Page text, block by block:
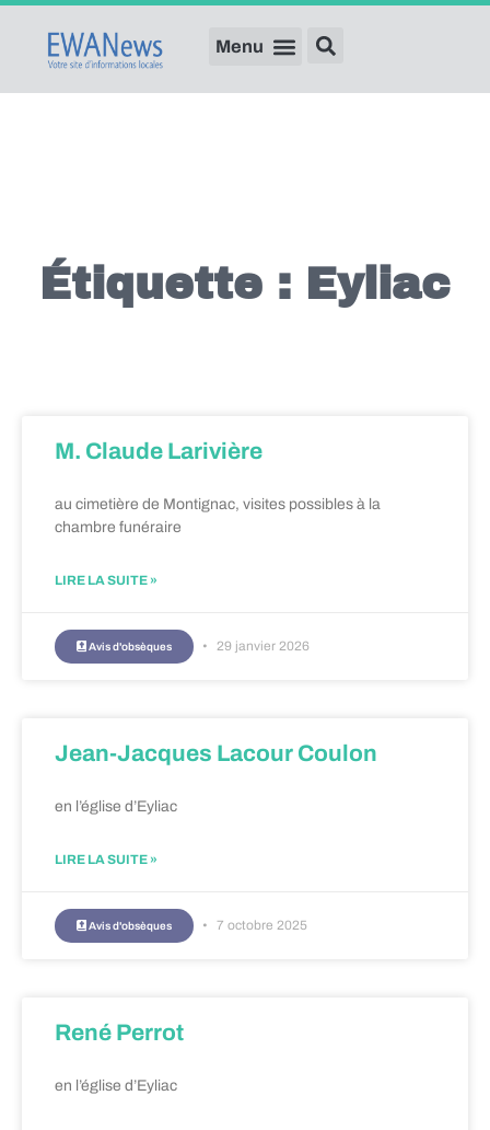
Étiquette : Eyliac
M. Claude Larivière
au cimetière de Montignac, visites possibles à la
chambre funéraire
LIRE LA SUITE »
Avis d'obsèques 29 janvier 2026
Jean-Jacques Lacour Coulon
en l’église d’Eyliac
LIRE LA SUITE »
Avis d'obsèques 7 octobre 2025
René Perrot
en l’église d’Eyliac